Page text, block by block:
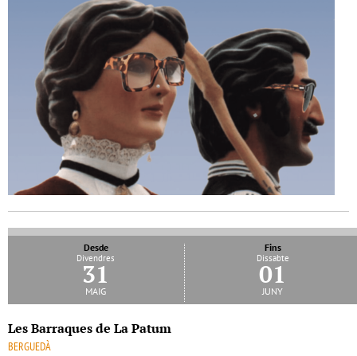
Desde
Divendres
31
maig
Fins
Dissabte
01
juny
Les Barraques de La Patum
BERGUEDÀ